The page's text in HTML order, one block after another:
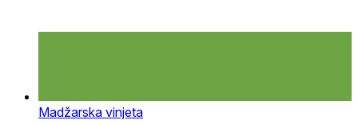
Madžarska vinjeta